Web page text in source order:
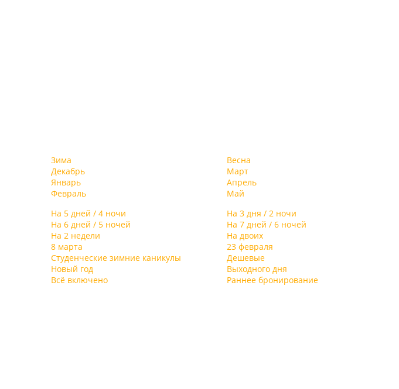
Зима
Декабрь
Январь
Февраль
Весна
Март
Апрель
Май
На 5 дней / 4 ночи
На 3 дня / 2 ночи
На 6 дней / 5 ночей
На 7 дней / 6 ночей
На 2 недели
На двоих
8 марта
23 февраля
Студенческие зимние каникулы
Дешевые
Новый год
Выходного дня
Всё включено
Раннее бронирование